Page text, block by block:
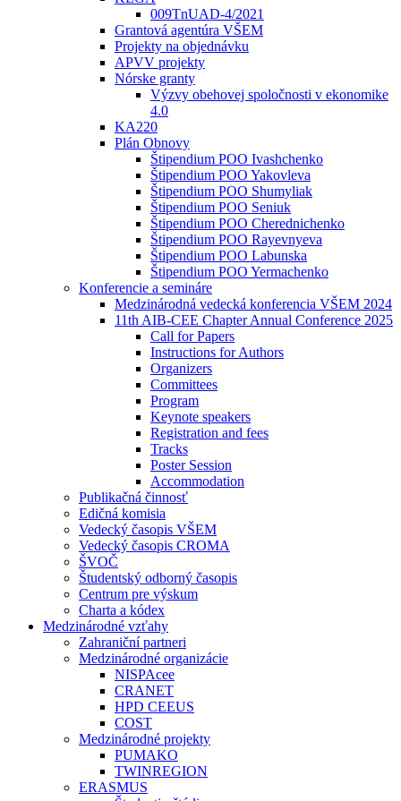
009TnUAD-4/2021
Grantová agentúra VŠEM
Projekty na objednávku
APVV projekty
Nórske granty
Výzvy obehovej spoločnosti v ekonomike
4.0
KA220
Plán Obnovy
Štipendium POO Ivashchenko
Štipendium POO Yakovleva
Štipendium POO Shumyliak
Štipendium POO Seniuk
Štipendium POO Cherednichenko
Štipendium POO Rayevnyeva
Štipendium POO Labunska
Štipendium POO Yermachenko
Konferencie a semináre
Medzinárodná vedecká konferencia VŠEM 2024
11th AIB-CEE Chapter Annual Conference 2025
Call for Papers
Instructions for Authors
Organizers
Committees
Program
Keynote speakers
Registration and fees
Tracks
Poster Session
Accommodation
Publikačná činnosť
Edičná komisia
Vedecký časopis VŠEM
Vedecký časopis CROMA
ŠVOČ
Študentský odborný časopis
Centrum pre výskum
Charta a kódex
Medzinárodné vzťahy
Zahraniční partneri
Medzinárodné organizácie
NISPAcee
CRANET
HPD CEEUS
COST
Medzinárodné projekty
PUMAKO
TWINREGION
ERASMUS